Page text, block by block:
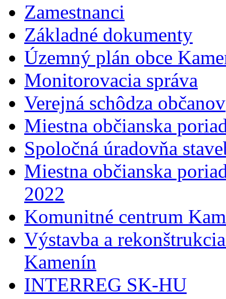
Zamestnanci
Základné dokumenty
Územný plán obce
Monitorovacia správa
Verejná schôdza občanov
Miestna občianska
Spoločná úradovňa
Miestna občianska
2022
Komunitné centrum
Výstavba a
Kamenín
INTERREG SK-HU